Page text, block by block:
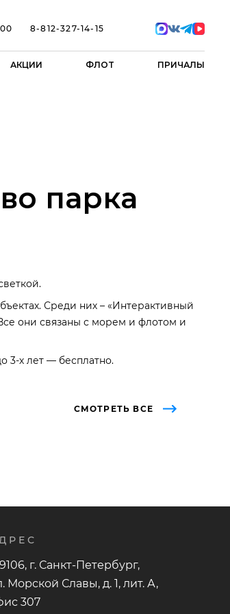
8-812-327-14-15
АКЦИИ ФЛОТ ПРИЧАЛЫ
парка
Среди них – «Интерактивный
они связаны с морем и флотом и
3-х лет — бесплатно.
СМОТРЕТЬ ВСЕ
г. Санкт-Петербург,
Морской Славы, д. 1, лит. А,
307